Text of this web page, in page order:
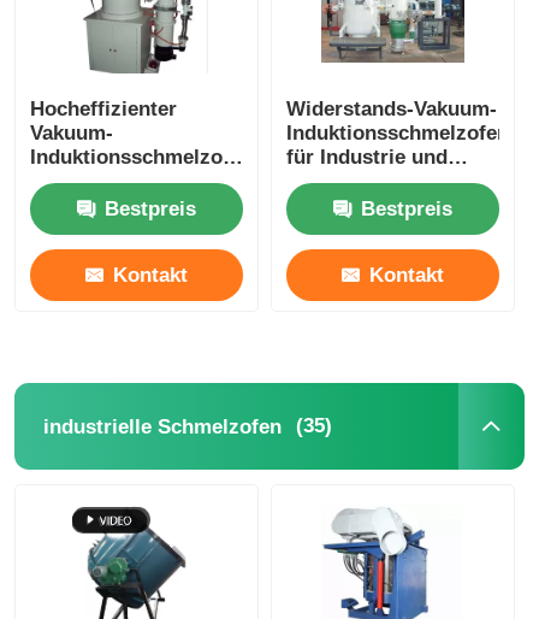
CCM-Gießmaschine
Hocheffizienter
Vakuum-
Induktionsschmelzofen
zum Schmelzen von
Kupfer/Aluminium
Bestpreis
Kontakt
Widerstands-Vakuum-
Induktionsschmelzofen
für Industrie und
Labor,
kundenspezifisch
Bestpreis
Kontakt
industrielle Schmelzofen (35)